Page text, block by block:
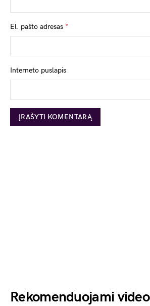
El. pašto adresas *
Interneto puslapis
Rekomenduojami video